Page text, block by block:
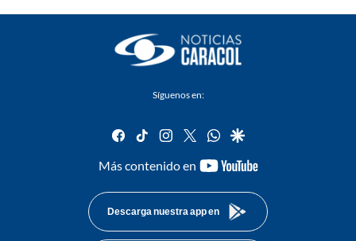
Síguenos en:
facebook
tiktok instagram
twitterwhatsapp
google
Más contenido en
youtube-
Descarga nuestra app en